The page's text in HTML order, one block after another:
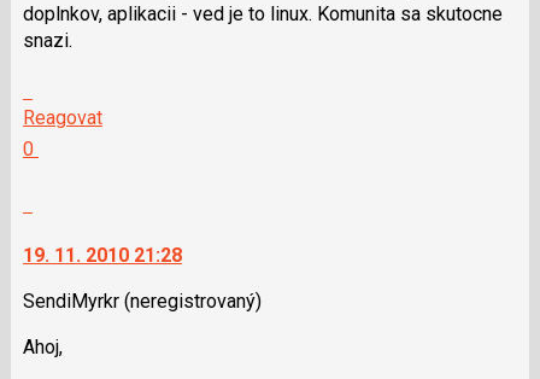
doplnkov, aplikacii - ved je to linux. Komunita sa skutocne
snazi.
na
navigaci
lze
použít
klávesy
Reagovat
0
jako
19. 11. 2010 21:28
SendiMyrkr (neregistrovaný)
Ahoj,